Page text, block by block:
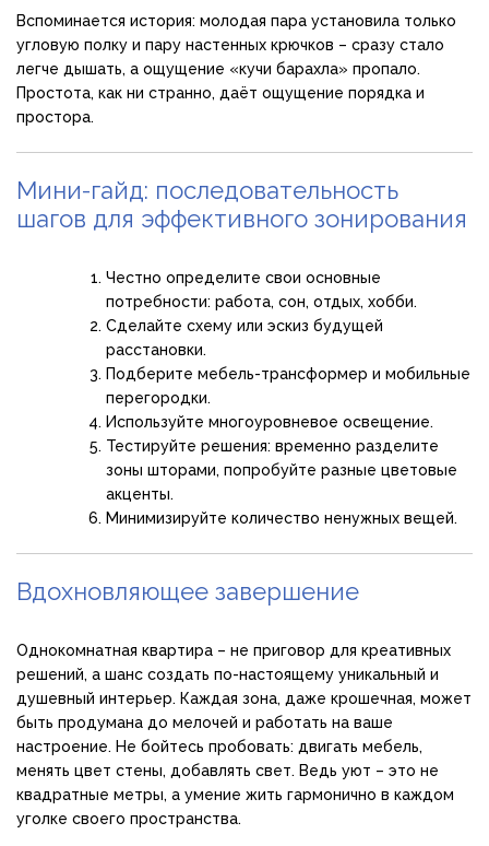
Вспоминается история: молодая пара установила только
угловую полку и пару настенных крючков – сразу стало
легче дышать, а ощущение «кучи барахла» пропало.
Простота, как ни странно, даёт ощущение порядка и
простора.
Мини-гайд: последовательность
шагов для эффективного зонирования
Честно определите свои основные
потребности: работа, сон, отдых, хобби.
Сделайте схему или эскиз будущей
расстановки.
Подберите мебель-трансформер и мобильные
перегородки.
Используйте многоуровневое освещение.
Тестируйте решения: временно разделите
зоны шторами, попробуйте разные цветовые
акценты.
Минимизируйте количество ненужных вещей.
Вдохновляющее завершение
Однокомнатная квартира – не приговор для креативных
решений, а шанс создать по-настоящему уникальный и
душевный интерьер. Каждая зона, даже крошечная, может
быть продумана до мелочей и работать на ваше
настроение. Не бойтесь пробовать: двигать мебель,
менять цвет стены, добавлять свет. Ведь уют – это не
квадратные метры, а умение жить гармонично в каждом
уголке своего пространства.